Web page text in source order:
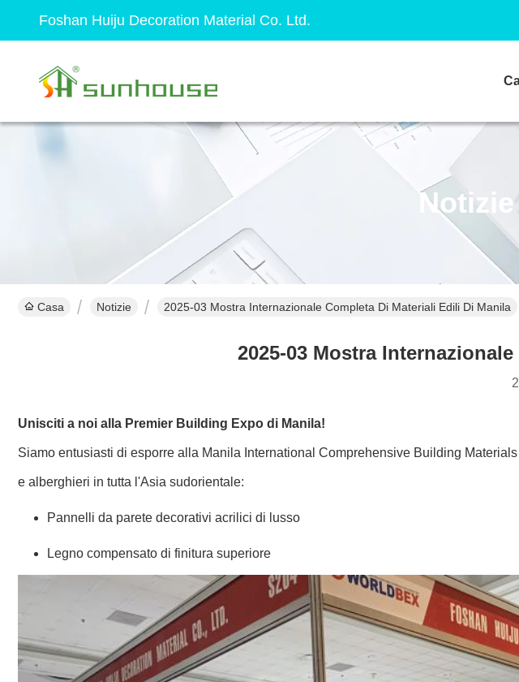
Foshan Huiju Decoration Material Co. Ltd.
Casa Notizie 2025-03 Mostra Internazionale Completa Di Materiali Edili Di Manila
2025-03 Mostra
Unisciti a noi alla Premier Building Expo di Manila!
Siamo entusiasti di esporre alla Manila International Comprehensive Building
e alberghieri in tutta l'Asia sudorientale:
Pannelli da parete decorativi acrilici di lusso
Legno compensato di finitura superiore